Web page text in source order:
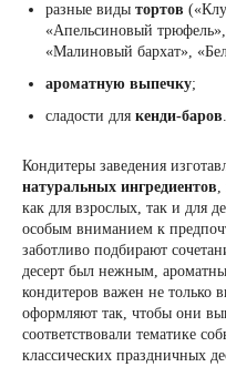
разные виды тортов
«Апельсиновый
«Малиновый бархат»,
ароматную выпечку;
сладости для кенди-баров.
Кондитеры заведения
натуральных ингредиентов,
как для взрослых, так и для
особым вниманием к
заботливо подбирают
десерт был нежным,
кондитеров важен не
оформляют так, чтобы они
соответствовали тематике
классических праздничных